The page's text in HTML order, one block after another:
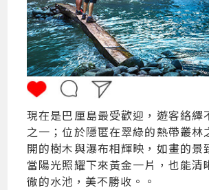
現在是巴厘島最受歡迎，遊客絡繹
之一；位於隱匿在翠綠的熱帶叢林
開的樹木與瀑布相輝映，如畫的景
當陽光照耀下來黃金一片，也能清
徹的水池，美不勝收。。